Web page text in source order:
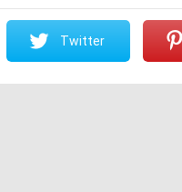
Twitter